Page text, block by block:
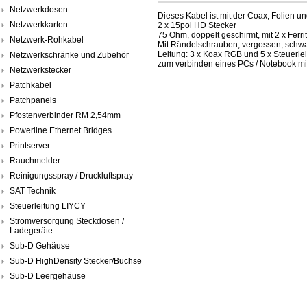
Netzwerkdosen
Netzwerkkarten
Netzwerk-Rohkabel
Netzwerkschränke und Zubehör
Netzwerkstecker
Patchkabel
Patchpanels
Pfostenverbinder RM 2,54mm
Powerline Ethernet Bridges
Printserver
Rauchmelder
Reinigungsspray / Druckluftspray
SAT Technik
Steuerleitung LIYCY
Stromversorgung Steckdosen /
Ladegeräte
Sub-D Gehäuse
Sub-D HighDensity Stecker/Buchse
Sub-D Leergehäuse
Dieses Kabel ist mit der Coax, Folien
2 x 15pol HD Stecker
75 Ohm, doppelt geschirmt, mit 2 x
Mit Rändelschrauben, vergossen,
Leitung: 3 x Koax RGB und 5 x
zum verbinden eines PCs / Notebook